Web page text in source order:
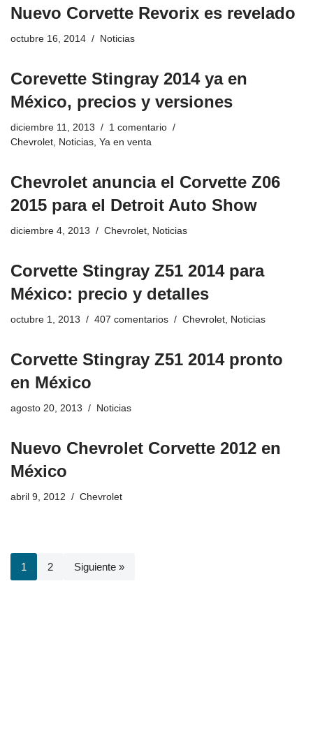
Nuevo Corvette Revorix es revelado
octubre 16, 2014 Noticias
Corevette Stingray 2014 ya en
México, precios y versiones
diciembre 11, 2013
1 comentario
Chevrolet Noticias Ya en venta
Chevrolet anuncia el Corvette Z06
2015 para el Detroit Auto Show
diciembre 4, 2013 Chevrolet Noticias
Corvette Stingray Z51 2014 para
México: precio y detalles
octubre 1, 2013 407 comentarios Chevrolet Noticias
Corvette Stingray Z51 2014 pronto
en México
agosto 20, 2013 Noticias
Nuevo Chevrolet Corvette 2012 en
México
abril 9, 2012 Chevrolet
1 2 Siguiente »